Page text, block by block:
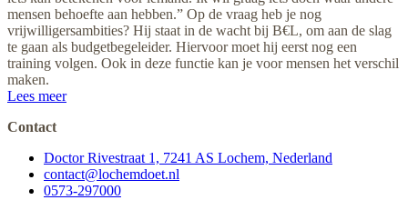
mensen behoefte aan hebben.” Op de vraag heb je nog
vrijwilligersambities? Hij staat in de wacht bij B€L, om aan de slag
te gaan als budgetbegeleider. Hiervoor moet hij eerst nog een
training volgen. Ook in deze functie kan je voor mensen het verschil
maken.
Lees meer
Contact
Doctor Rivestraat 1, 7241 AS Lochem, Nederland
contact@lochemdoet.nl
0573-297000